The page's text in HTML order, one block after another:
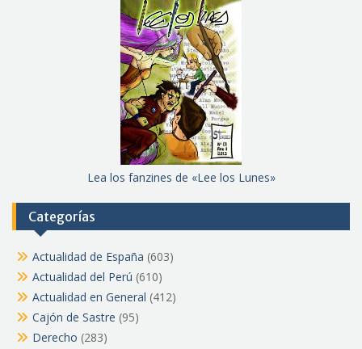
Lea los fanzines de «Lee los Lunes»
Categorías
Actualidad de España (603)
Actualidad del Perú (610)
Actualidad en General (412)
Cajón de Sastre (95)
Derecho (283)